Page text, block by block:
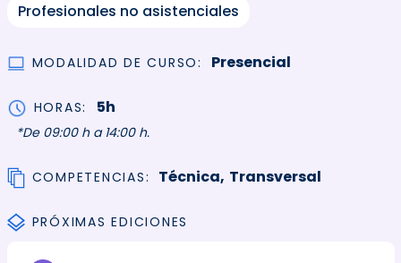
Profesionales no asistenciales
MODALIDAD DE CURSO Presencial
HORAS 5h
*De 09:00 h a 14:00 h.
COMPETENCIAS Técnica Transversal
PRÓXIMAS EDICIONES